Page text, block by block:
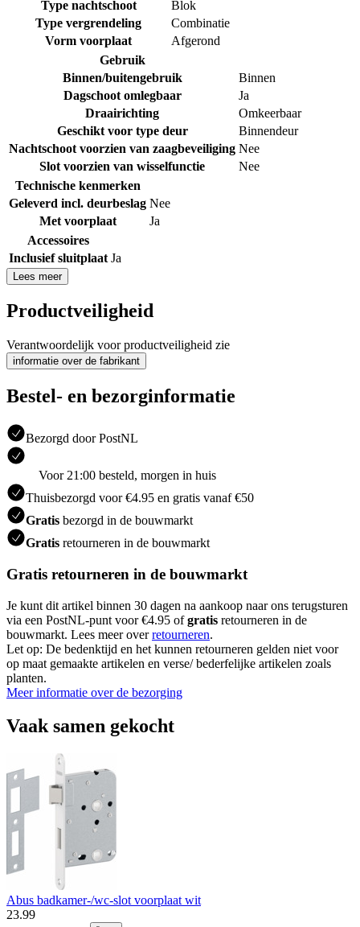
Type nachtschoot
Blok
Type vergrendeling
Combinatie
Vorm voorplaat
Afgerond
Gebruik
Binnen/buitengebruik
Binnen
Dagschoot omlegbaar
Ja
Draairichting
Omkeerbaar
Geschikt voor type deur
Binnendeur
Nachtschoot voorzien van zaagbeveiliging Nee
Slot voorzien van wisselfunctie
Nee
Technische kenmerken
Geleverd incl. deurbeslag Nee
Met voorplaat
Ja
Accessoires
Inclusief sluitplaat Ja
Lees meer
Productveiligheid
Verantwoordelijk voor productveiligheid zie
informatie over de fabrikant
Bestel- en bezorginformatie
Bezorgd door PostNL
Voor 21:00 besteld, morgen in huis
Thuisbezorgd voor €4.95 en gratis vanaf €50
Gratis bezorgd in de bouwmarkt
Gratis retourneren in de bouwmarkt
Gratis retourneren in de bouwmarkt
Je kunt dit artikel binnen 30 dagen na aankoop naar ons terugsturen
via een PostNL-punt voor €4.95 ofgratis retourneren in de
bouwmarkt. Lees meer overretourneren.
Let op: De bedenktijd en het kunnen retourneren gelden niet voor
op maat gemaakte artikelen en verse/ bederfelijke artikelen zoals
planten.
Meer informatie over de bezorging
Vaak samen gekocht
Abus badkamer-/wc-slot voorplaat wit
23.99